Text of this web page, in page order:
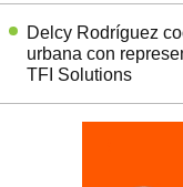
Delcy Rodríguez
urbana con
TFI Solutions